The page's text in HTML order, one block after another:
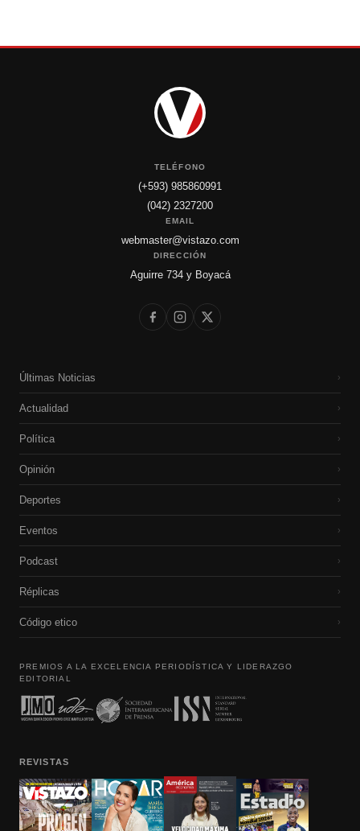
TELÉFONO
(+593) 985860991
(042) 2327200
EMAIL
webmaster@vistazo.com
DIRECCIÓN
Aguirre 734 y Boyacá
Últimas Noticias ›
Actualidad ›
Política ›
Opinión ›
Deportes ›
Eventos ›
Podcast ›
Réplicas ›
Código etico ›
PREMIOS A LA EXCELENCIA PERIODÍSTICA Y LIDERAZGO
EDITORIAL
REVISTAS